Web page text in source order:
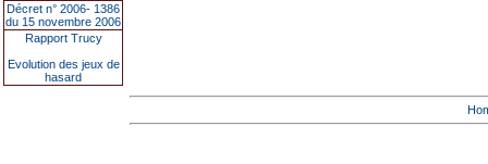
Décret n° 2006- 1386
du 15 novembre 2006
Rapport Trucy
Evolution des jeux de
hasard